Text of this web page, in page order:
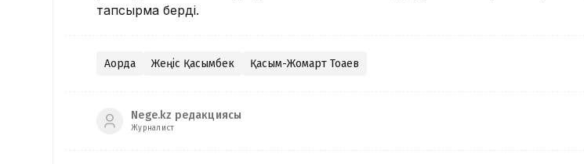
тапсырма берді.
Ақорда Жеңіс Қасымбек Қасым-Жомарт Тоқаев
Nege.kz редакциясы
Журналист